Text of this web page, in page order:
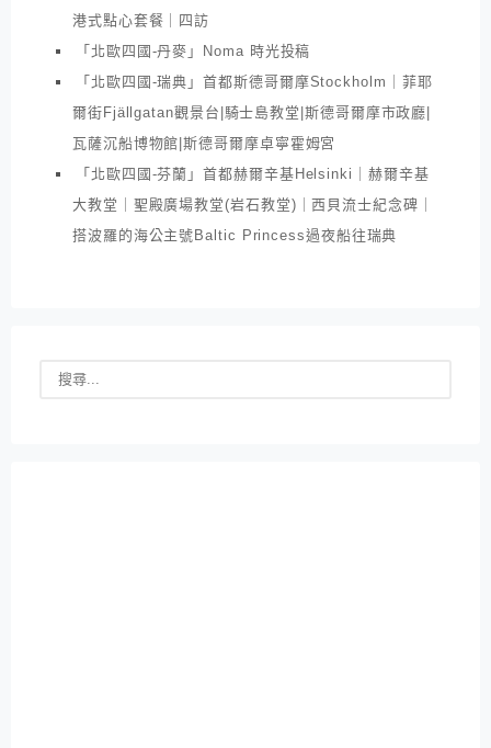
港式點心套餐｜四訪
「北歐四國-丹麥」Noma 時光投稿
「北歐四國-瑞典」首都斯德哥爾摩Stockholm｜菲耶
爾街Fjällgatan觀景台|騎士島教堂|斯德哥爾摩市政廳|
瓦薩沉船博物館|斯德哥爾摩卓寧霍姆宮
「北歐四國-芬蘭」首都赫爾辛基Helsinki｜赫爾辛基
大教堂｜聖殿廣場教堂(岩石教堂)｜西貝流士紀念碑｜
搭波羅的海公主號Baltic Princess過夜船往瑞典